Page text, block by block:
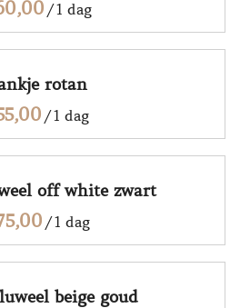
/
rotan
/
off white zwart
/
beige goud